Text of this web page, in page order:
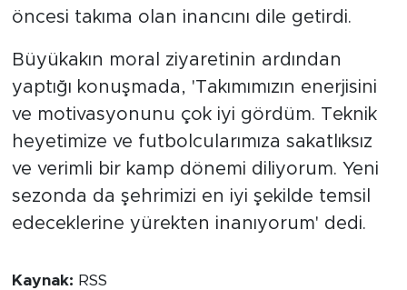
öncesi takıma olan inancını dile getirdi.
Büyükakın moral ziyaretinin ardından
yaptığı konuşmada, 'Takımımızın enerjisini
ve motivasyonunu çok iyi gördüm. Teknik
heyetimize ve futbolcularımıza sakatlıksız
ve verimli bir kamp dönemi diliyorum. Yeni
sezonda da şehrimizi en iyi şekilde temsil
edeceklerine yürekten inanıyorum' dedi.
Kaynak: RSS